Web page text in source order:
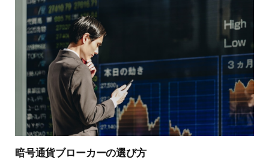
暗号通貨ブローカーの選び方